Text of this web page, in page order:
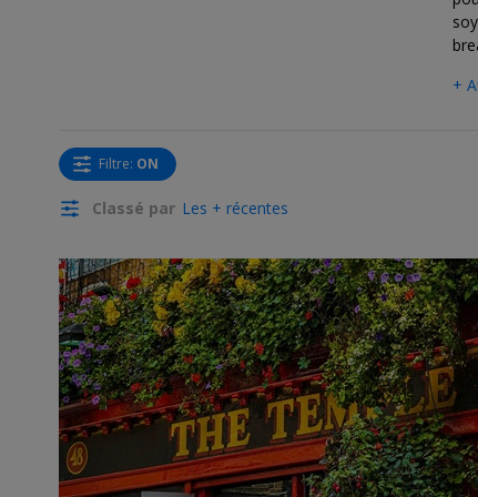
+
Filtre: ON
Classé par Les + récentes
←